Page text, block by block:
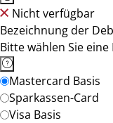
Nicht verfügbar
Bezeichnung der
Bitte wählen Sie eine
Mastercard Basis
Sparkassen-Card
Visa Basis